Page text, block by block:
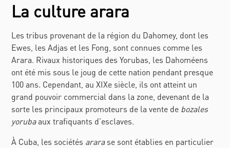
La culture arara
Les tribus provenant de la région du Dahomey, dont les
Ewes, lesAdjas et les Fong, sont connues comme les
Arara. Rivaux historiques des Yorubas, les Dahoméens
ont été mis sous le joug de cette nation pendant presque
100 ans. Cependant, au XIXe siècle, ils ont atteint un
grand pouvoir commercial dans la zone, devenant de la
sorte les principaux promoteurs de la vente de bozales
yorubaaux trafiquants d’esclaves.
À Cuba, les sociétés ararase sont établies en particulier